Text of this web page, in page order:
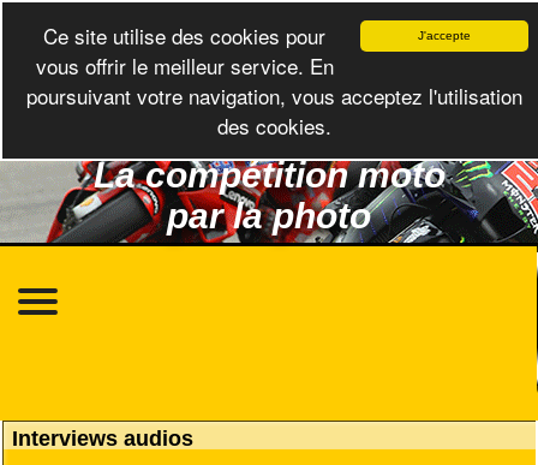
La compétition moto
par la photo
Interviews audios
J'accepte
Ce site utilise des cookies pour
vous offrir le meilleur service. En
poursuivant votre navigation, vous acceptez l'utilisation
des cookies.